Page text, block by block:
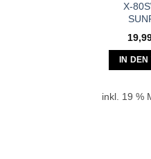
X-
IN
inkl. 19 %